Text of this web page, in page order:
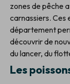
zones de pêche
carnassiers. Ces
département
découvrir de
du lancer, du
Les